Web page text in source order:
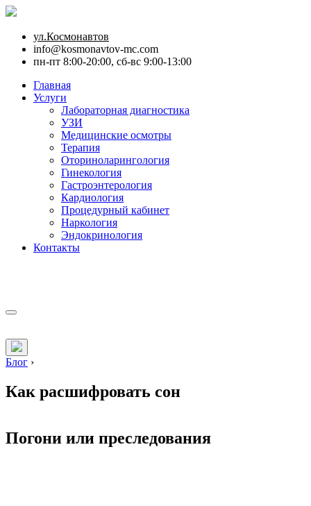
ул.Космонавтов
info@kosmonavtov-mc.com
пн-пт 8:00-20:00, сб-вс 9:00-13:00
Главная
Услуги
Лабораторная диагностика
УЗИ
Медицинские осмотры
Терапия
Оториноларингология
Гинекология
Гастроэнтерология
Кардиология
Процедурный кабинет
Наркология
Эндокринология
Контакты
Блог ›
Как расшифровать сон
Погони или преследования